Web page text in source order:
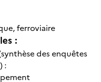
ferroviaire
:
des enquêtes
: